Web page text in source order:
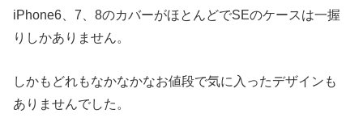
iPhone6、7、8のカバーがほとんどでSEのケースは一握
りしかありません。
しかもどれもなかなかなお値段で気に入ったデザインも
ありませんでした。